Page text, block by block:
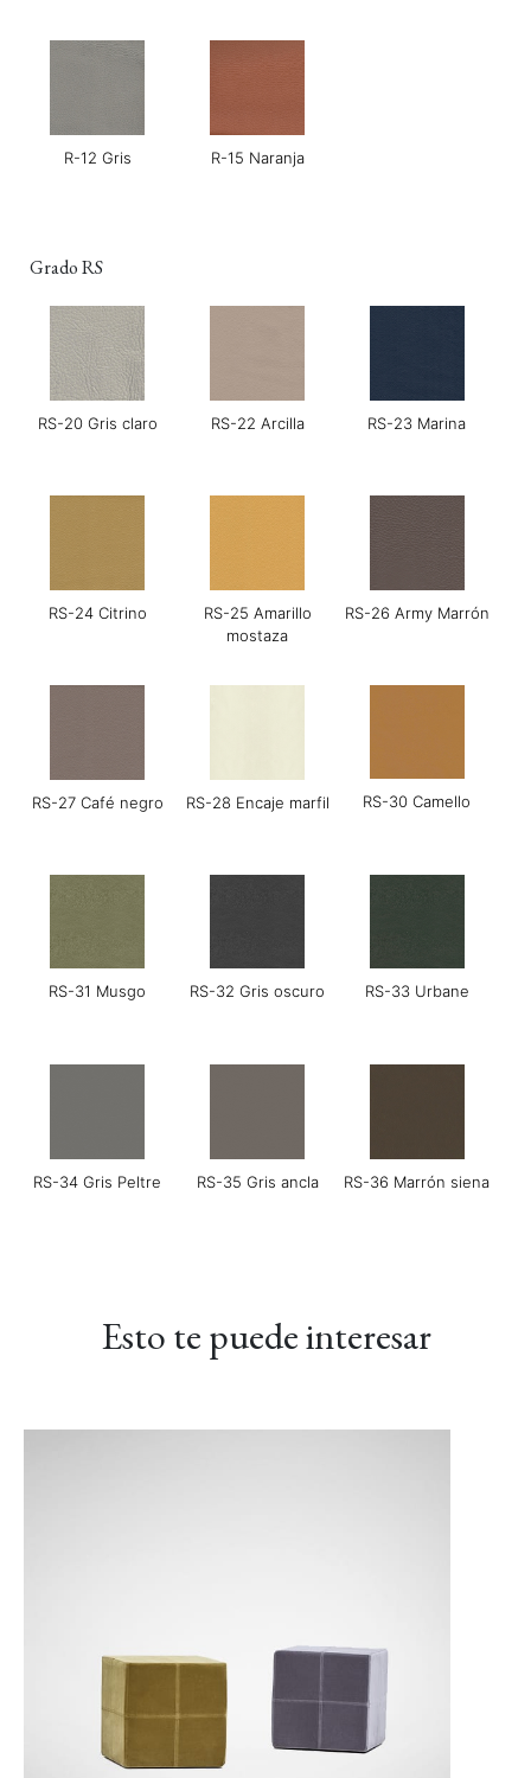
R-12 Gris R-15 Naranja
Grado RS
RS-20 Gris claro RS-22 Arcilla RS-23 Marina
RS-24 Citrino
RS-25 Amarillo
mostaza
RS-26 Army Marrón
RS-27 Café negro RS-28 Encaje marfil RS-30 Camello
RS-31 Musgo RS-32 Gris oscuro RS-33 Urbane
RS-34 Gris Peltre RS-35 Gris ancla RS-36 Marrón siena
Esto te puede interesar